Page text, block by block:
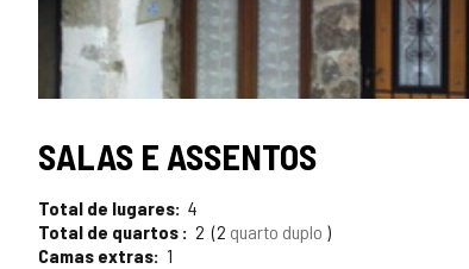
SELO
TURISMO
CONFIÁVEL
SALAS E ASSENTOS
Total de lugares 4
Total de quartos
2 2 quarto duplo
Camas extras
1